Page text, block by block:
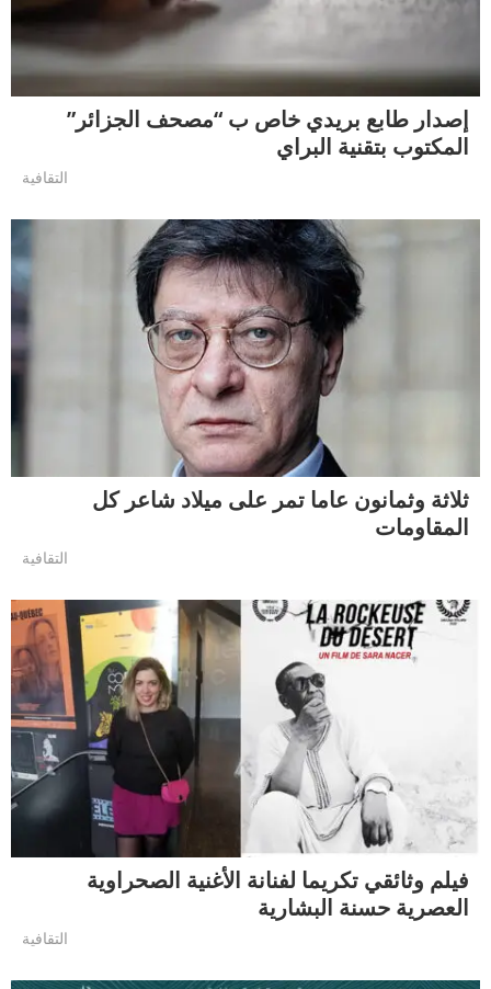
إصدار طابع بريدي خاص ب “مصحف الجزائر”
المكتوب بتقنية البراي
التقافية
ثلاثة وثمانون عاما تمر على ميلاد شاعر كل
المقاومات
التقافية
فيلم وثائقي تكريما لفنانة الأغنية الصحراوية
العصرية حسنة البشارية
التقافية